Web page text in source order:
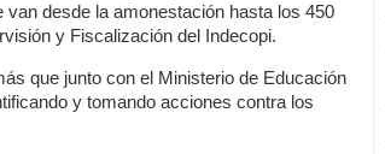
desde la amonestación hasta los 450
y Fiscalización del Indecopi.
que junto con el Ministerio de Educación
y tomando acciones contra los